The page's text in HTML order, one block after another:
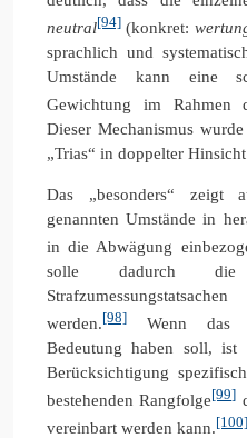
neutral[94] (konkret:
sprachlich und
Umstände kann eine
Gewichtung im Rahmen
Dieser Mechanismus
„Trias“ in doppelter
Das „besonders“ zeigt
genannten Umstände in
in die Abwägung
solle dadurch die
werden.[98] Wenn das
Bedeutung haben soll,
Berücksichtigung
bestehenden Rangfolge[99]
vereinbart werden kann.[100]